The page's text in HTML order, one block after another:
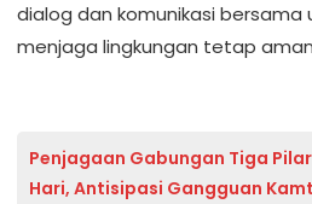
dialog dan komunikasi bersama
menjaga lingkungan tetap
Penjagaan Gabungan Tiga
Hari, Antisipasi Gangguan